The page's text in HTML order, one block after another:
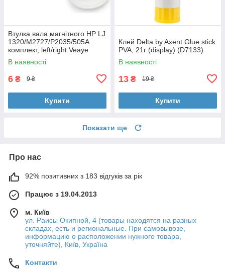
Втулка вала магнітного HP LJ
1320/M2727/P2035/505A
комплект, left/right Veaye
(BSHMR-505U-VE)
В наявності
6 ₴ 9 ₴
Купити
Клей Delta by Axent Glue stick
PVA, 21г (display) (D7133)
В наявності
13 ₴ 19 ₴
Купити
Показати ще
Про нас
92% позитивних з 183 відгуків за рік
Працює з 19.04.2013
м. Київ
ул. Раисы Окипной, 4 (товары находятся на разных
складах, есть и региональные. При самовывозе,
информацию о расположении нужного товара,
уточняйте), Київ, Україна
Контакти